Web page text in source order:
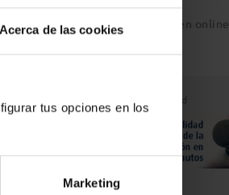
Acerca de las cookies
tus opciones en los
Marketing
Ahora también online
Publicidad